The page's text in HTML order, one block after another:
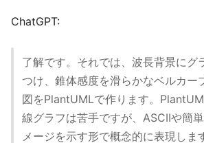
ChatGPT:
了解です。それでは、波長背景にグ
つけ、錐体感度を滑らかなベルカー
図をPlantUMLで作ります。
線グラフは苦手ですが、ASCIIや簡
メージを示す形で概念的に表現しま